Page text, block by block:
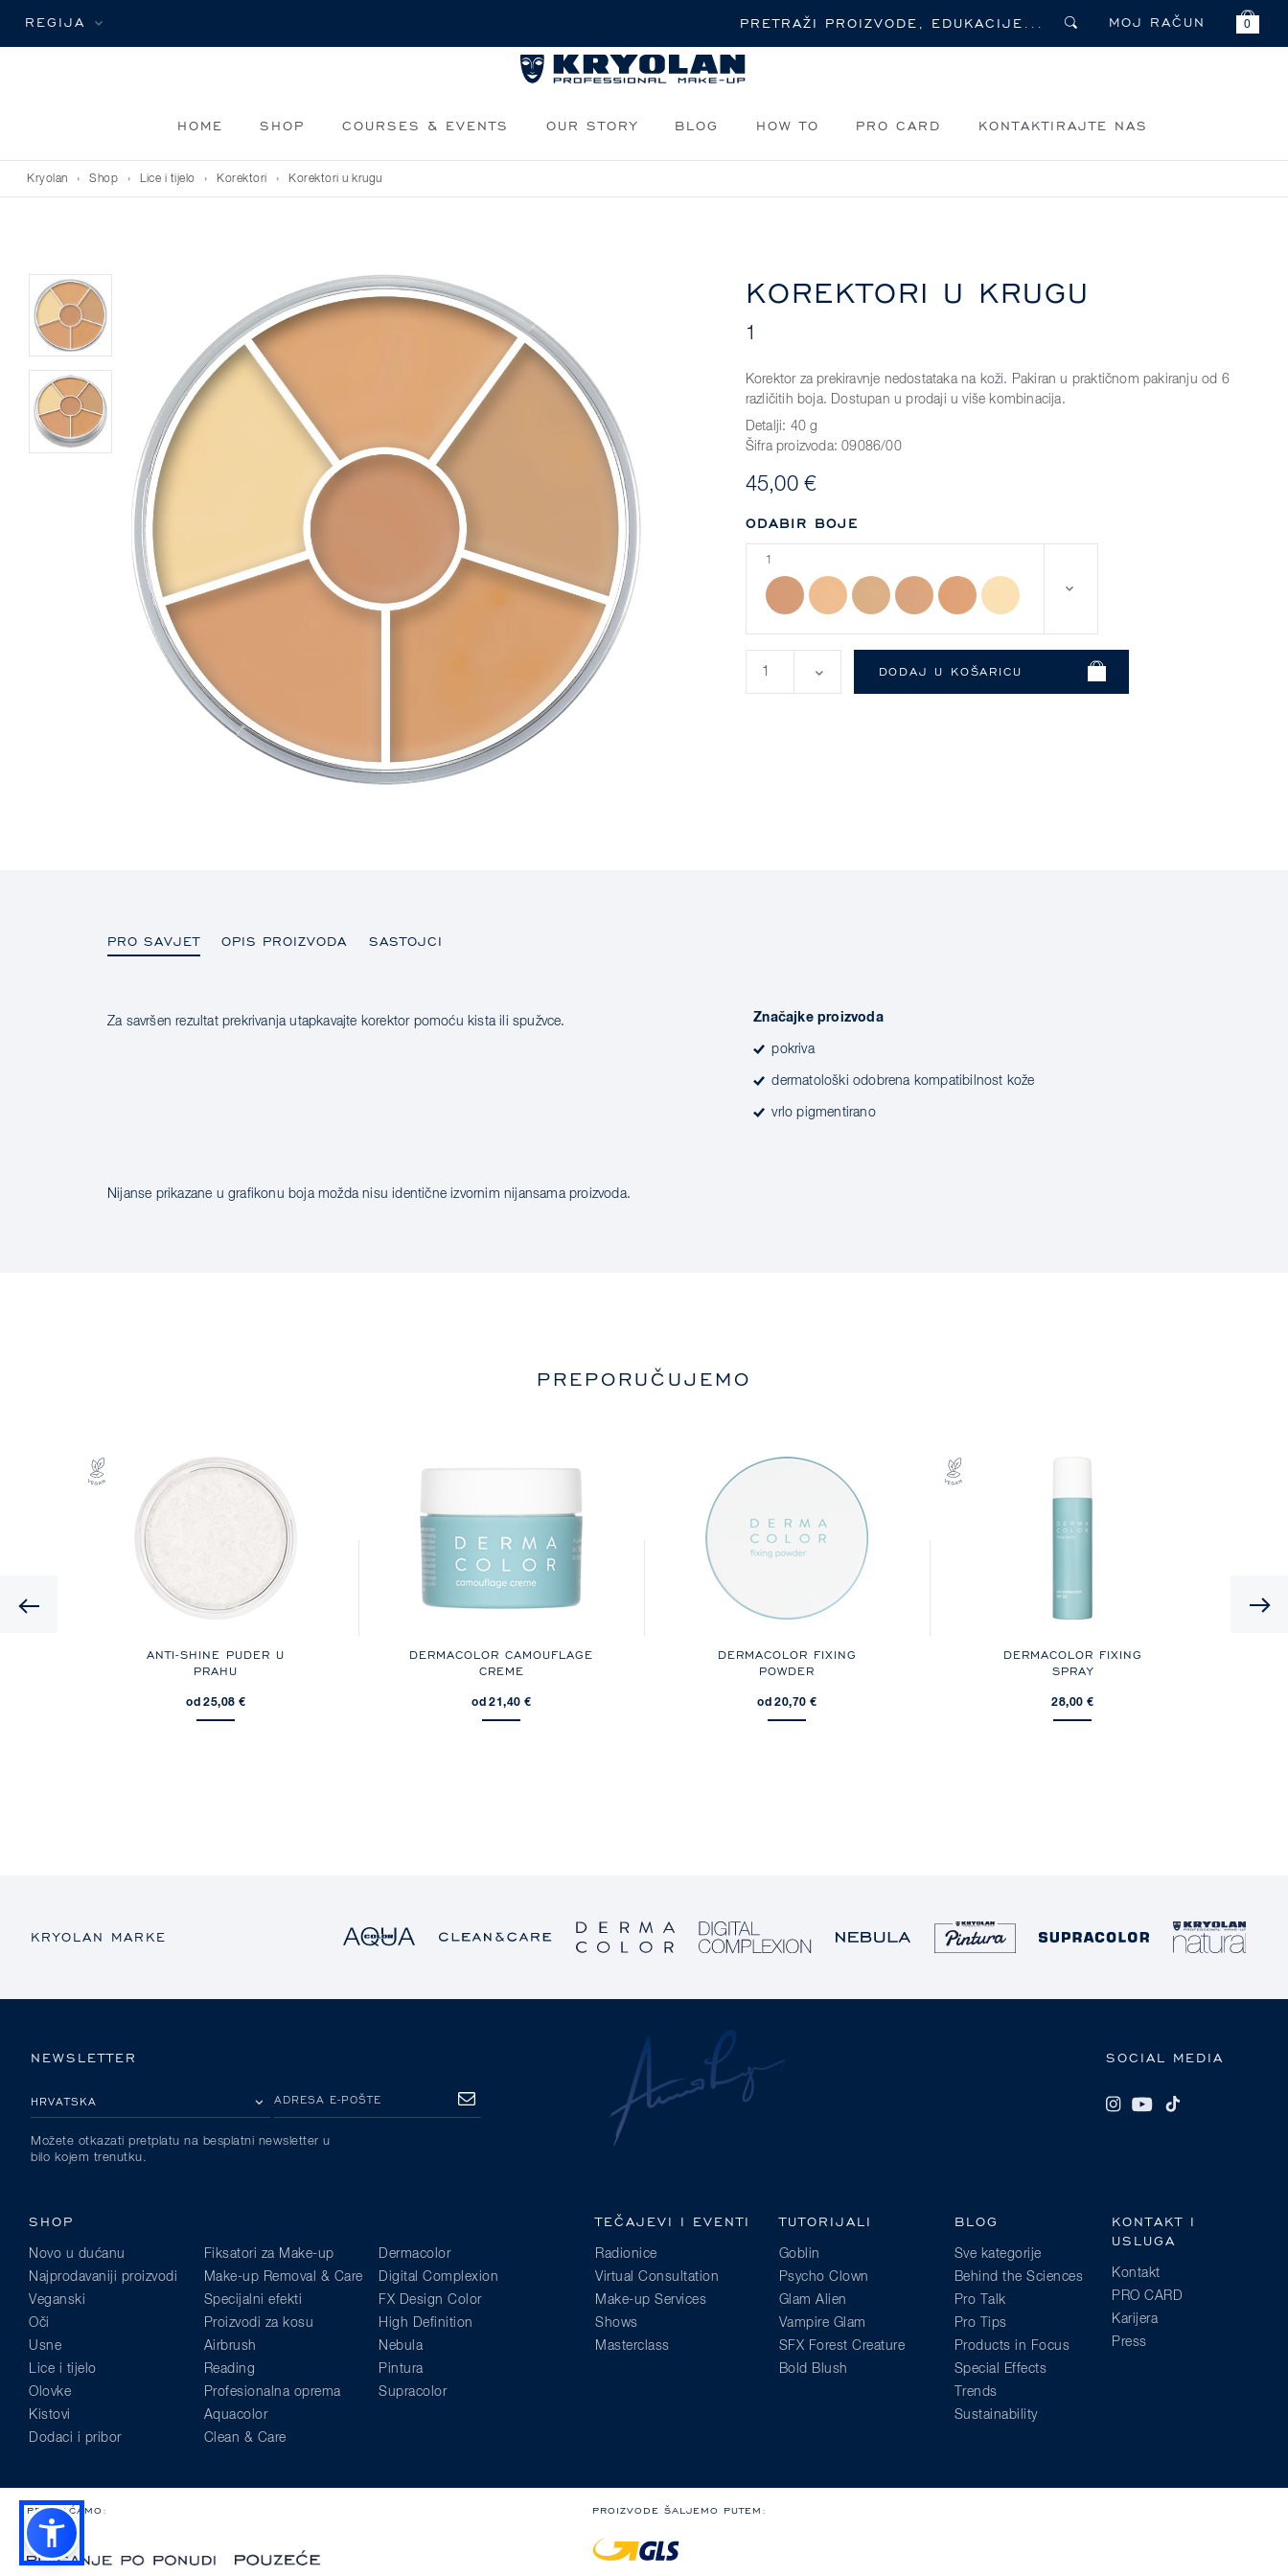
REGIJA MOJ RAČUN 0
HOME SHOP COURSES & EVENTS OUR STORY BLOG HOW TO PRO CARD KONTAKTIRAJTE NAS
Kryolan › Shop › Lice i tijelo › Korektori › Korektori u krugu
KOREKTORI U KRUGU
1
Korektor za prekiravnje nedostataka na koži. Pakiran u praktičnom pakiranju od 6
različitih boja. Dostupan u prodaji u više kombinacija.
Detalji: 40 g
Šifra proizvoda:09086/00
45,00 €
ODABIR BOJE
1
PRO SAVJET OPIS PROIZVODA SASTOJCI
Za savršen rezultat prekrivanja utapkavajte korektor pomoću kista ili spužvce. Značajke proizvoda
pokriva
dermatološki odobrena kompatibilnost kože
vrlo pigmentirano
Nijanse prikazane u grafikonu boja možda nisu identične izvornim nijansama proizvoda.
PREPORUČUJEMO
Previous
ANTI-SHINE PUDER U
PRAHU
od 25,08 €
DERMACOLOR CAMOUFLAGE
CREME
od 21,40 €
DERMACOLOR FIXING
POWDER
od 20,70 €
DERMACOLOR FIXING
SPRAY
28,00 €
KRYOLAN MARKE
SOCIAL MEDIA
NEWSLETTER
ADRESA E-POŠTE
PRETPLATA
Možete otkazati pretplatu na besplatni newsletter u
bilo kojem trenutku.
SHOP
Novo u dućanu
Najprodavaniji proizvodi
Veganski
Oči
Usne
Lice i tijelo
Olovke
Kistovi
Dodaci i pribor
Fiksatori za Make-up
Make-up Removal & Care
Specijalni efekti
Proizvodi za kosu
Airbrush
Reading
Profesionalna oprema
Aquacolor
Clean & Care
Dermacolor
Digital Complexion
FX Design Color
High Definition
Nebula
Pintura
Supracolor
TEČAJEVI I EVENTI
Radionice
Virtual Consultation
Make-up Services
Shows
Masterclass
TUTORIJALI
Goblin
Psycho Clown
Glam Alien
Vampire Glam
SFX Forest Creature
Bold Blush
BLOG
Sve kategorije
Behind the Sciences
Pro Talk
Pro Tips
Products in Focus
Special Effects
Trends
Sustainability
KONTAKT I
USLUGA
Kontakt
PRO CARD
Karijera
Press
PRIHVAĆAMO: PROIZVODE ŠALJEMO PUTEM: